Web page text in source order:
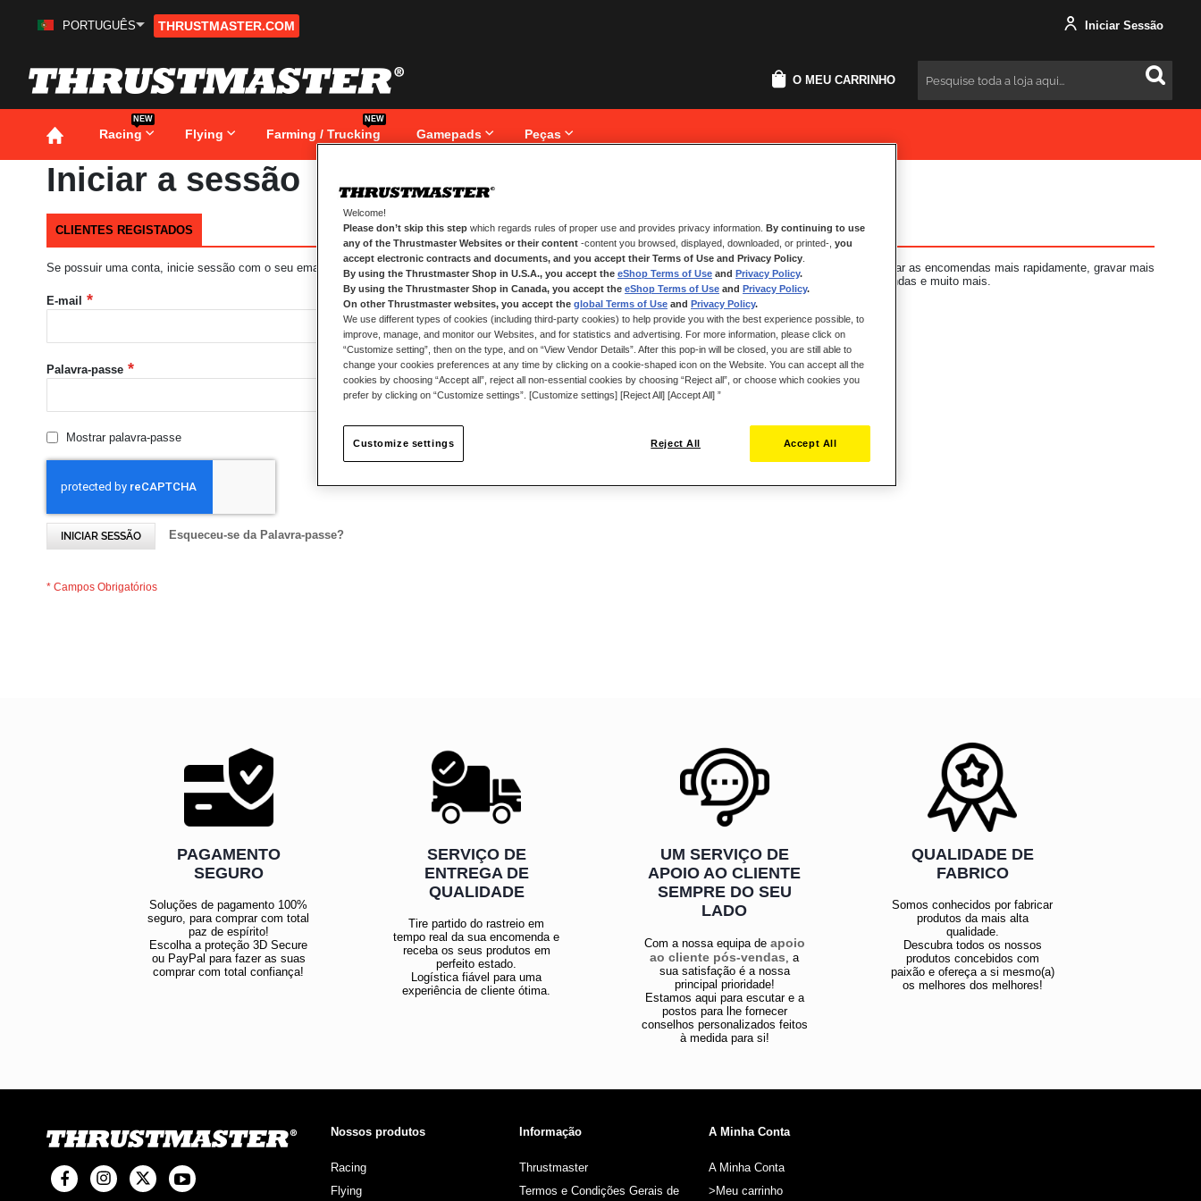
Conteúdo
PORTUGUÊS THRUSTMASTER.COM Iniciar Sessão
O MEU CARRINHO Pesquisar
Racing
NEW
Flying Farming / Trucking
NEW
Gamepads Peças
Iniciar a sessão
CLIENTES REGISTADOS
Se possuir uma conta, inicie sessão com o seu email.
E-mail
Palavra-passe
Mostrar palavra-passe
INICIAR SESSÃO Esqueceu-se da Palavra-passe?
NOVOS CLIENTES
Criar uma conta online tem muitas vantagens: finalizar as encomendas mais rapidamente, gravar mais
que uma morada, seguir o estado das suas encomendas e muito mais.
CRIAR UMA CONTA
PAGAMENTO
SEGURO
Soluções de pagamento 100%
seguro, para comprar com total
paz de espírito!
Escolha a proteção 3D Secure
ou PayPal para fazer as suas
comprar com total confiança!
SERVIÇO DE
ENTREGA DE
QUALIDADE
Tire partido do rastreio em
tempo real da sua encomenda e
receba os seus produtos em
perfeito estado.
Logística fiável para uma
experiência de cliente ótima.
UM SERVIÇO DE
APOIO AO CLIENTE
SEMPRE DO SEU
LADO
Com a nossa equipa de apoio
ao cliente pós-vendas , a
sua satisfação é a nossa
principal prioridade!
Estamos aqui para escutar e a
postos para lhe fornecer
conselhos personalizados feitos
à medida para si!
QUALIDADE DE
FABRICO
Somos conhecidos por fabricar
produtos da mais alta
qualidade.
Descubra todos os nossos
produtos concebidos com
paixão e ofereça a si mesmo(a)
os melhores dos melhores!
Nossos produtos
Racing
Flying
Informação
Thrustmaster
Termos e Condições Gerais de
A Minha Conta
A Minha Conta
>Meu carrinho
Welcome!
Please don’t skip this step which regards rules of proper use and provides privacy information. By continuing to use
any of the Thrustmaster Websites or their content -content you browsed, displayed, downloaded, or printed-, you
accept electronic contracts and documents, and you accept their Terms of Use and Privacy Policy
By using the Thrustmaster Shop in U.S.A., you accept the eShop Terms of Use and Privacy Policy.
By using the Thrustmaster Shop in Canada, you accept the eShop Terms of Use and Privacy Policy.
On other Thrustmaster websites, you accept the global Terms of Use and Privacy Policy.
We use different types of cookies (including third-party cookies) to help provide you with the best experience possible, to
improve, manage, and monitor our Websites, and for statistics and advertising. For more information, please click on
“Customize setting”, then on the type, and on “View Vendor Details”. After this pop-in will be closed, you are still able to
change your cookies preferences at any time by clicking on a cookie-shaped icon on the Website. You can accept all the
cookies by choosing “Accept all”, reject all non-essential cookies by choosing “Reject all”, or choose which cookies you
prefer by clicking on “Customize settings”. [Customize settings] [Reject All] [Accept All] ”
Reject All Accept All
Customize settings